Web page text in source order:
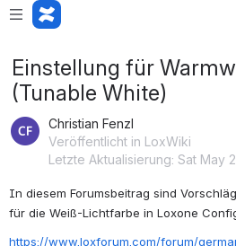
Einstellung für
(Tunable White)
Christian Fenzl
Veröffentlicht in LoxWiki
Letzte Aktualisierung: Sat May
In diesem Forumsbeitrag sind
für die Weiß-Lichtfarbe in Loxone
https://www.loxforum.com/forum/